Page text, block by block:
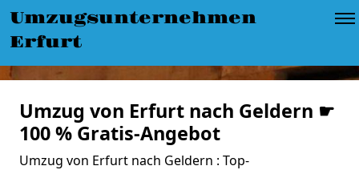
Umzugsunternehmen
Erfurt
Umzug von Erfurt nach Geldern ☛
100 % Gratis-Angebot
Umzug von Erfurt nach Geldern : Top-